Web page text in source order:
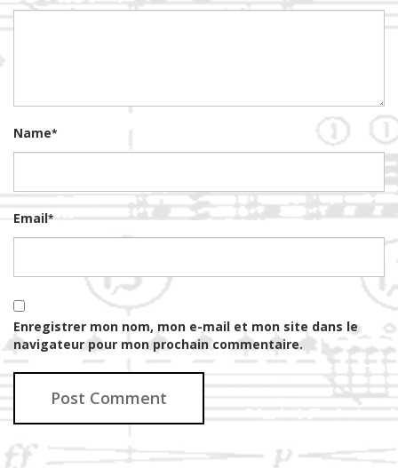
Name*
Email*
Enregistrer mon nom, mon e-mail et mon site dans le
navigateur pour mon prochain commentaire.